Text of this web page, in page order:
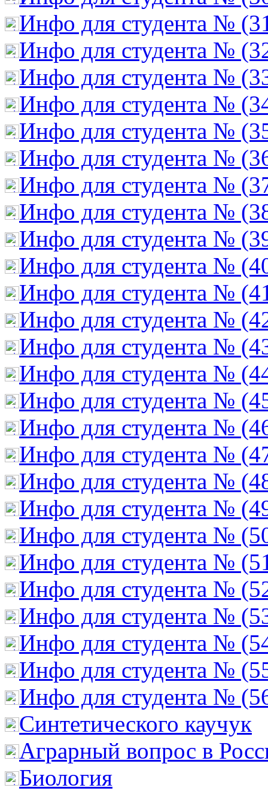
Инфо для студента №
Инфо для студента №
Инфо для студента №
Инфо для студента №
Инфо для студента №
Инфо для студента №
Инфо для студента №
Инфо для студента №
Инфо для студента №
Инфо для студента №
Инфо для студента №
Инфо для студента №
Инфо для студента №
Инфо для студента №
Инфо для студента №
Инфо для студента №
Инфо для студента №
Инфо для студента №
Инфо для студента №
Инфо для студента №
Инфо для студента №
Инфо для студента №
Инфо для студента №
Инфо для студента №
Инфо для студента №
Инфо для студента №
Cинтетического каучук
Аграрный вопрос в
Биология